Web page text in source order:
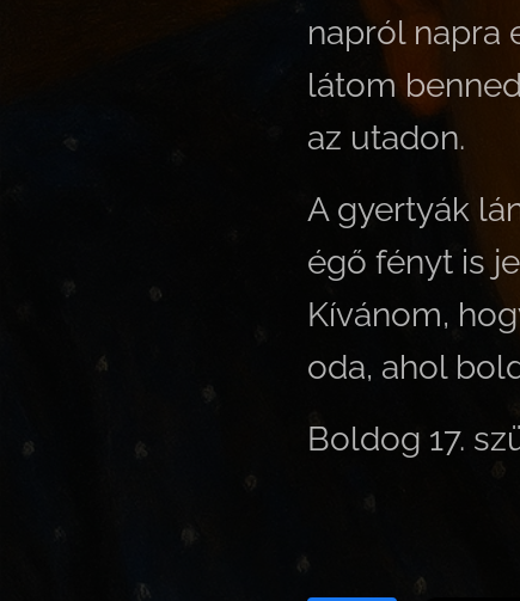
napról napra
látom
az utadon.
A gyertyák
égő fényt is
Kívánom,
oda, ahol
Boldog 17.